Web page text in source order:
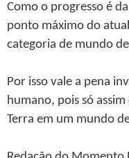
Como o progresso é
ponto máximo do
categoria de mundo
Por isso vale a pena
humano, pois só
Terra em um mundo